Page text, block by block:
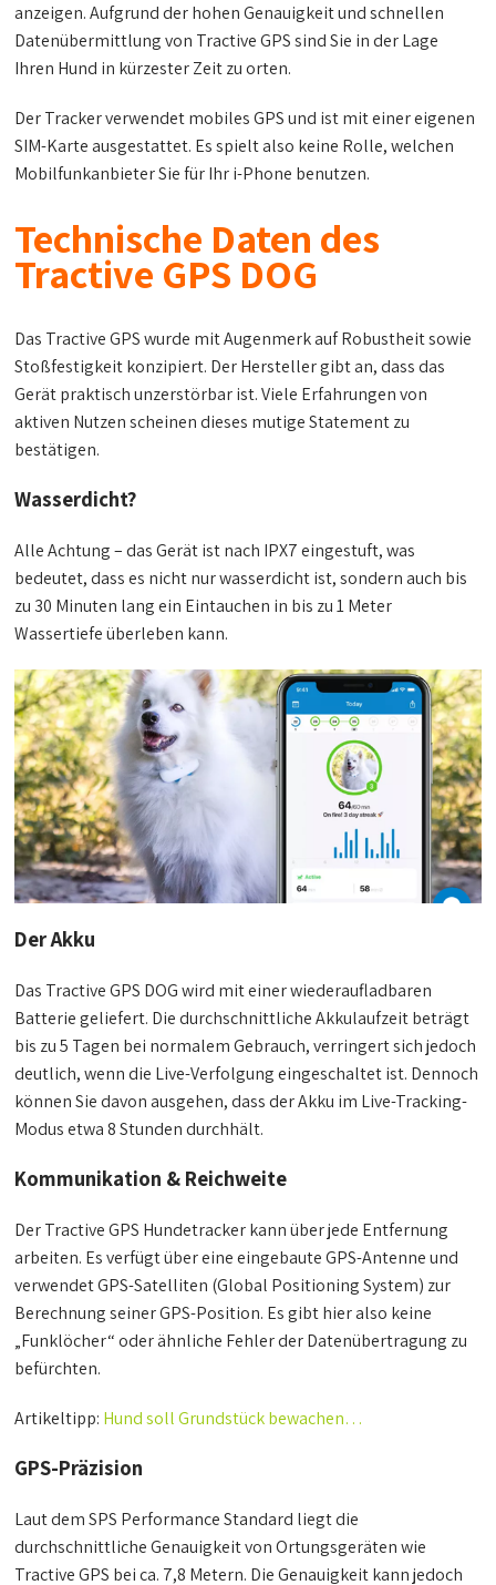
anzeigen. Aufgrund der hohen Genauigkeit und schnellen
Datenübermittlung von Tractive GPS sind Sie in der Lage
Ihren Hund in kürzester Zeit zu orten.
Der Tracker verwendet mobiles GPS und ist mit einer eigenen
SIM-Karte ausgestattet. Es spielt also keine Rolle, welchen
Mobilfunkanbieter Sie für Ihr i-Phone benutzen.
Technische Daten des
Tractive GPS DOG
Das Tractive GPS wurde mit Augenmerk auf Robustheit sowie
Stoßfestigkeit konzipiert. Der Hersteller gibt an, dass das
Gerät praktisch unzerstörbar ist. Viele Erfahrungen von
aktiven Nutzen scheinen dieses mutige Statement zu
bestätigen.
Wasserdicht?
Alle Achtung – das Gerät ist nach IPX7 eingestuft, was
bedeutet, dass es nicht nur wasserdicht ist, sondern auch bis
zu 30 Minuten lang ein Eintauchen in bis zu 1 Meter
Wassertiefe überleben kann.
Der Akku
Das Tractive GPS DOG wird mit einer wiederaufladbaren
Batterie geliefert. Die durchschnittliche Akkulaufzeit beträgt
bis zu 5 Tagen bei normalem Gebrauch, verringert sich jedoch
deutlich, wenn die Live-Verfolgung eingeschaltet ist. Dennoch
können Sie davon ausgehen, dass der Akku im Live-Tracking-
Modus etwa 8 Stunden durchhält.
Kommunikation & Reichweite
Der Tractive GPS Hundetracker kann über jede Entfernung
arbeiten. Es verfügt über eine eingebaute GPS-Antenne und
verwendet GPS-Satelliten (Global Positioning System) zur
Berechnung seiner GPS-Position. Es gibt hier also keine
„Funklöcher“ oder ähnliche Fehler der Datenübertragung zu
befürchten.
Artikeltipp: Hund soll Grundstück bewachen…
GPS-Präzision
Laut dem SPS Performance Standard liegt die
durchschnittliche Genauigkeit von Ortungsgeräten wie
Tractive GPS bei ca. 7,8 Metern. Die Genauigkeit kann jedoch